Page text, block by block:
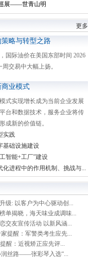
展——世青山明
更多
略与转型之路
国际油价在美国东部时间 2026
交易中大幅上扬。
业模式
式实现增长成为当前企业发展
台和数据技术，服务企业将传
成新的价值链。
实践
基础设施建设
智能+工厂”建设
化进程中的作用机制、挑战与...
级: 以客户为中心驱动创...
单揭晓，海天味业成调味...
交友宣传活动 以新风涵...
提醒：军警类考生应先...
醒：近视矫正应先评...
润丝路——张彩琴入选“...